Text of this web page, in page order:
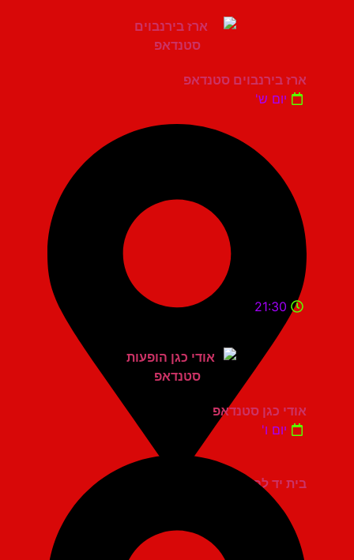
ארז בירנבוים סטנדאפ
יום ש'
בית יד לבנים אשדוד
21:30
אודי כגן סטנדאפ
יום ו'